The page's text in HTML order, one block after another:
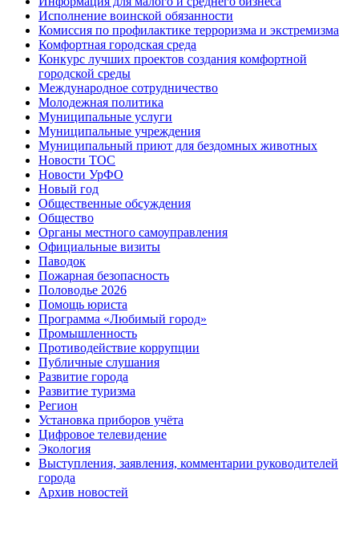
Исполнение воинской обязанности
Комиссия по профилактике терроризма и экстремизма
Комфортная городская среда
Конкурс лучших проектов создания комфортной
городской среды
Международное сотрудничество
Молодежная политика
Муниципальные услуги
Муниципальные учреждения
Муниципальный приют для бездомных животных
Новости ТОС
Новости УрФО
Новый год
Общественные обсуждения
Общество
Органы местного самоуправления
Официальные визиты
Паводок
Пожарная безопасность
Половодье 2026
Помощь юриста
Программа «Любимый город»
Промышленность
Противодействие коррупции
Публичные слушания
Развитие города
Развитие туризма
Регион
Установка приборов учёта
Цифровое телевидение
Экология
Выступления, заявления, комментарии руководителей
города
Архив новостей